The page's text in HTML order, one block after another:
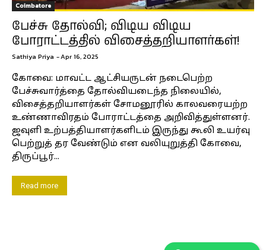
Coimbatore
பேச்சு தோல்வி; விடிய விடிய
போராட்டத்தில் விசைத்தறியாளர்கள்!
Sathiya Priya -Apr 16, 2025
கோவை: மாவட்ட ஆட்சியருடன் நடைபெற்ற
பேச்சுவார்த்தை தோல்வியடைந்த நிலையில்,
விசைத்தறியாளர்கள் சோமனூரில் காலவரையற்ற
உண்ணாவிரதம் போராட்டத்தை அறிவித்துள்ளனர்.
ஜவுளி உற்பத்தியாளர்களிடம் இருந்து கூலி உயர்வு
பெற்றுத் தர வேண்டும் என வலியுறுத்தி கோவை,
திருப்பூர்...
Read more